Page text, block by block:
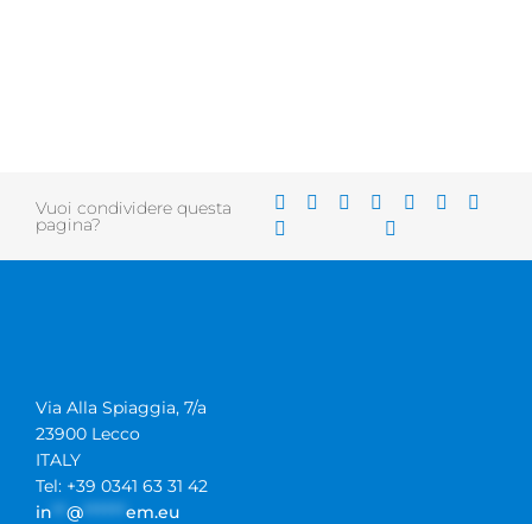
Vuoi condividere questa
pagina?
Via Alla Spiaggia, 7/a
23900 Lecco
ITALY
Tel: +39 0341 63 31 42
in
@ ****** em.eu